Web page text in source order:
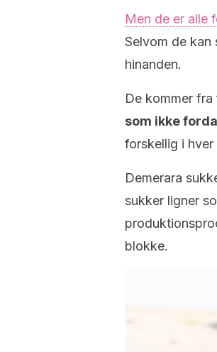
Men de er alle
Selvom de
hinanden.
De kommer
som ikke
forskellig i
Demerara
sukker ligner
blokke.